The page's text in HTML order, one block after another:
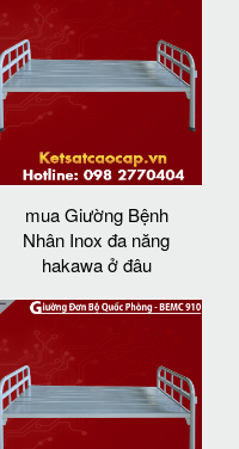
mua Giường Bệnh
Nhân Inox đa năng
hakawa ở đâu